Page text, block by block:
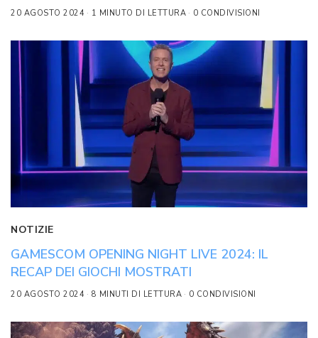
20 AGOSTO 2024 1 MINUTO DI LETTURA 0 CONDIVISIONI
NOTIZIE
GAMESCOM OPENING NIGHT LIVE 2024: IL
RECAP DEI GIOCHI MOSTRATI
20 AGOSTO 2024 8 MINUTI DI LETTURA 0 CONDIVISIONI